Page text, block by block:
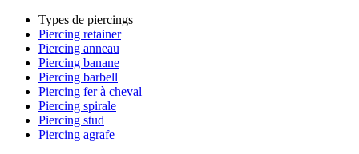
Types de piercings
Piercing retainer
Piercing anneau
Piercing banane
Piercing barbell
Piercing fer à cheval
Piercing spirale
Piercing stud
Piercing agrafe